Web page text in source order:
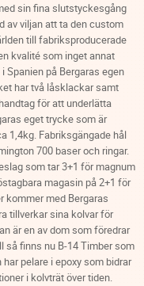
sin fina slutstyckesgång
av viljan att ta den custom
till fabriksproducerade
kvalité som inget annat
Spanien på Bergaras egen
har två låsklackar samt
för att underlätta
eget trycke som är
1,4kg. Fabriksgängade hål
700 baser och ringar.
som tar 3+1 för magnum
magasin på 2+1 för
kommer med Bergaras
tillverkar sina kolvar för
är en av dom som föredrar
så finns nu B-14 Timber som
pelare i epoxy som bidrar
i kolvträt över tiden.